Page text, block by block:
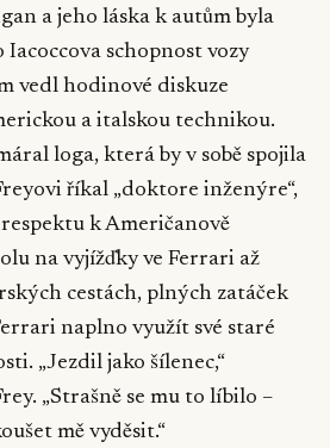
a jeho láska k autům byla
Iacoccova schopnost vozy
vedl hodinové diskuze
a italskou technikou.
loga, která by v sobě spojila
říkal „doktore inženýre“,
k Američanově
na vyjížďky ve Ferrari až
cestách, plných zatáček
naplno využít své staré
„Jezdil jako šílenec,“
„Strašně se mu to líbilo –
mě vyděsit.“